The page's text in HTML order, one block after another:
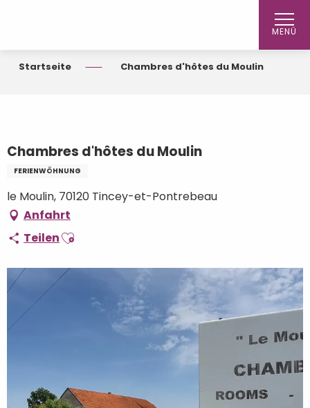
MENÜ
Startseite Chambres d'hôtes du Moulin
Chambres d'hôtes du Moulin
FERIENWÖHNUNG
le Moulin, 70120 Tincey-et-Pontrebeau
Anfahrt
TeilenAjouter aux favoris